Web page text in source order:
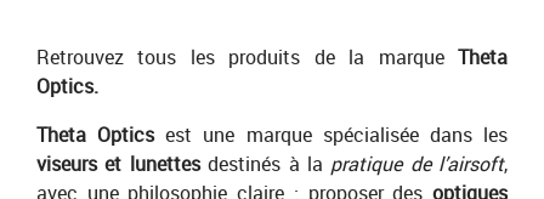
Retrouvez tous les produits de la marque Theta
Optics.
Theta Opticsest une marque spécialisée dans les
viseurs et lunettesdestinés à la pratique de l’airsoft,
avec une philosophie claire : proposer des optiques